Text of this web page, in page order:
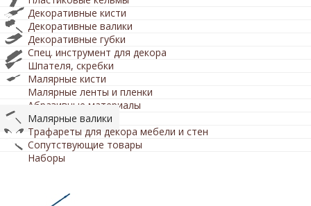
Декоративные кисти
Декоративные валики
Декоративные губки
Спец. инструмент для декора
Шпателя, скребки
Малярные кисти
Малярные ленты и пленки
Абразивные материалы
Малярные валики
Трафареты для декора мебели и стен
Сопутствующие товары
Наборы